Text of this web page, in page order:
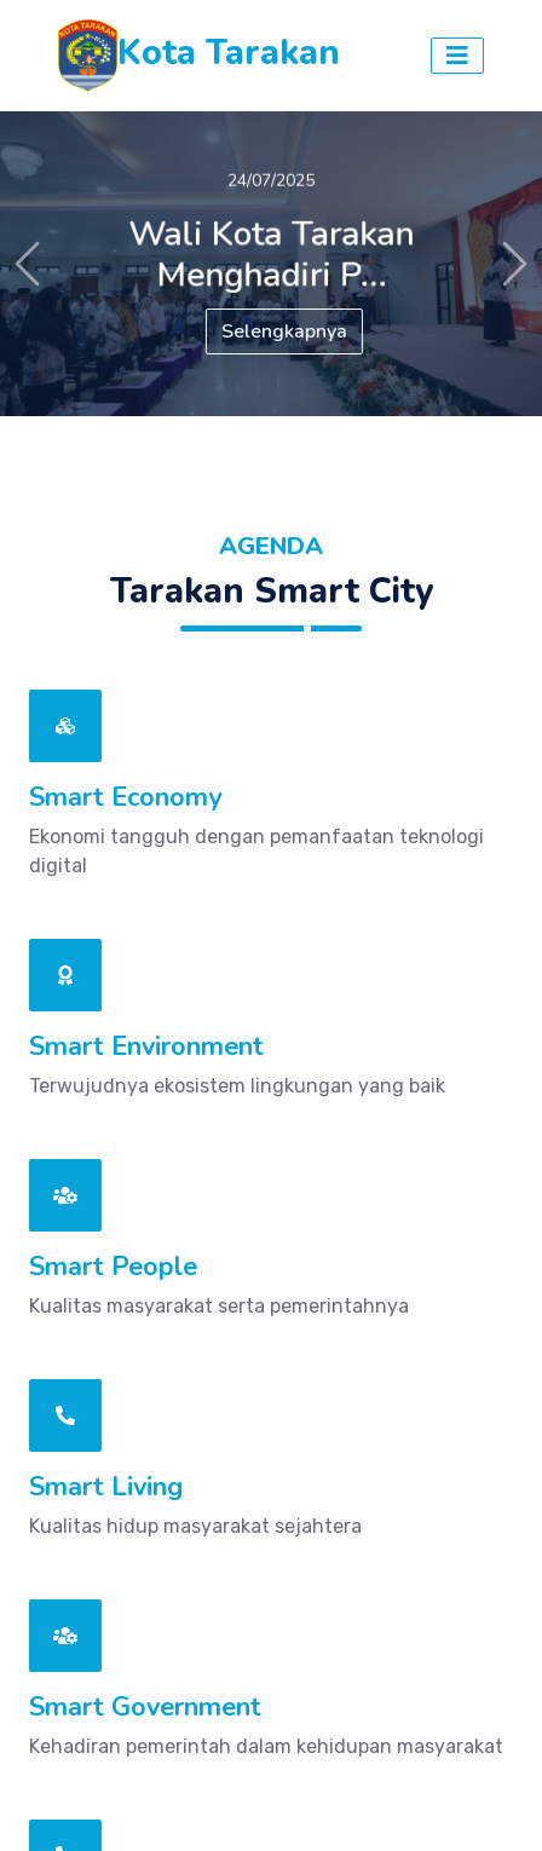
Kota Tarakan
24/07/2025
Wali Kota Tarakan
Menghadiri P...
Selengkapnya
Previous
AGENDA
Tarakan Smart City
Smart Economy
Ekonomi tangguh dengan pemanfaatan teknologi
digital
Smart Environment
Terwujudnya ekosistem lingkungan yang baik
Smart People
Kualitas masyarakat serta pemerintahnya
Smart Living
Kualitas hidup masyarakat sejahtera
Smart Government
Kehadiran pemerintah dalam kehidupan masyarakat